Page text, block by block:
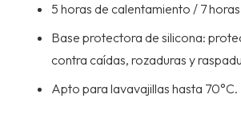
5 horas de calentamiento / 7
Base protectora de silicona:
contra caídas, rozaduras y
Apto para lavavajillas hasta 70°C.